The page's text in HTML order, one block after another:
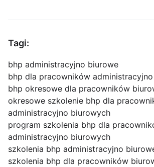
Tagi:
bhp administracyjno biurowe
bhp dla pracowników
bhp okresowe dla pracowników
okresowe szkolenie bhp dla
administracyjno biurowych
program szkolenia bhp dla
administracyjno biurowych
szkolenia bhp administracyjno
szkolenia bhp dla pracowników